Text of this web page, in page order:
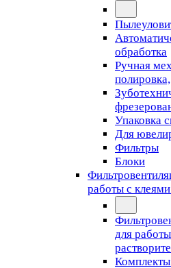
обработка
Ручная
Упаковка
Для
Фильтры
Блоки
работы с
для